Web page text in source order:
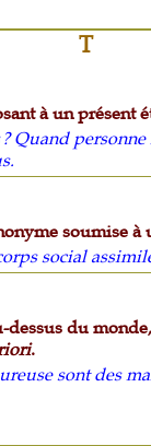
T
à un présent
Quand
soumise
social
du
.
sont des